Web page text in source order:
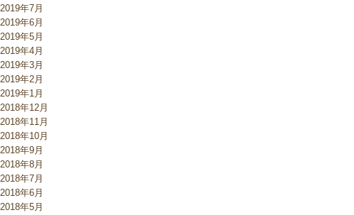
2019年7月
2019年6月
2019年5月
2019年4月
2019年3月
2019年2月
2019年1月
2018年12月
2018年11月
2018年10月
2018年9月
2018年8月
2018年7月
2018年6月
2018年5月